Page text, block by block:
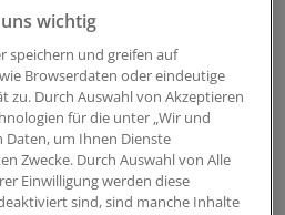
Deutsche Lepra- und
das Leprosy Rehabilitation
Humedica in Kaufbeuren
Hopital Espoir im
Das Evangelisch-
Neuendettelsau mit dem
in Tansania.(cmb)
wichtig
speichern und greifen auf
Browserdaten oder eindeutige
zu. Durch Auswahl von Akzeptieren
für die unter „Wir und
um Ihnen Dienste
Zwecke. Durch Auswahl von Alle
Einwilligung werden diese
sind, sind manche Inhalte